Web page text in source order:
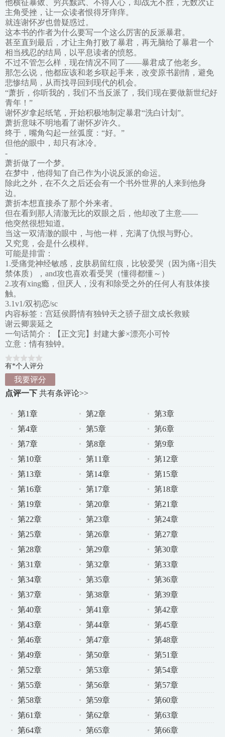
他横征暴敛、穷兵黩武、不得人心，却战无不胜，无数次让
主角受挫，让一众读者恨得牙痒痒。
就连谢怀岁也曾疑惑过。
这本书的作者为什么要写一个这么厉害的反派暴君。
甚至直到最后，才让主角打败了暴君，再无脑给了暴君一个
相当残忍的结局，以平息读者的愤怒。
不过不管怎么样，现在情况不同了——暴君成了他老乡。
那怎么说，他都应该和老乡联起手来，改变原书剧情，避免
悲惨结局，从而找寻回到现代的机会。
“萧折，你听我的，我们不当反派了，我们现在要做新世纪好
青年！”
谢怀岁拿起纸笔，开始积极地制定暴君“洗白计划”。
萧折意味不明地看了谢怀岁许久。
终于，嘴角勾起一丝弧度：“好。”
但他的眼中，却只有冰冷。
-
萧折做了一个梦。
在梦中，他得知了自己作为小说反派的命运。
除此之外，在不久之后还会有一个书外世界的人来到他身
边。
萧折本想直接杀了那个外来者。
但在看到那人清澈无比的双眼之后，他却改了主意——
他突然很想知道。
当这一双清澈的眼中，与他一样，充满了仇恨与野心。
又究竟，会是什么模样。
可能是排雷：
1.受痛觉神经敏感，皮肤易留红痕，比较爱哭（因为痛+泪失
禁体质），and攻也喜欢看受哭（懂得都懂～）
2.攻有xing瘾，但厌人，没有和除受之外的任何人有肢体接
触。
3.1v1/双初恋/sc
内容标签：宫廷侯爵情有独钟天之骄子甜文成长救赎
谢云卿裴延之
一句话简介：【正文完】封建大爹×漂亮小可怜
立意：情有独钟。
有*个人评分
我要评分
点评一下 共有条评论>>
第1章 第2章
第3章
第4章
第5章
第6章
第7章
第8章
第9章
第10章
第11章
第12章
第13章
第14章
第15章
第16章
第17章
第18章
第19章
第20章
第21章
第22章
第23章
第24章
第25章
第26章
第27章
第28章
第29章
第30章
第31章
第32章
第33章
第34章
第35章
第36章
第37章
第38章
第39章
第40章
第41章
第42章
第43章
第44章
第45章
第46章
第47章
第48章
第49章
第50章
第51章
第52章
第53章
第54章
第55章
第56章
第57章
第58章
第59章
第60章
第61章
第62章
第63章
第64章
第65章
第66章